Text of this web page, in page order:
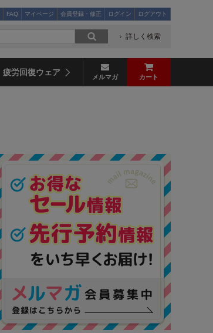
FAQ マイページ 会員登録・修正 ログイン ログアウト
詳しく検索
疲労回復ウェア メルマガ カート